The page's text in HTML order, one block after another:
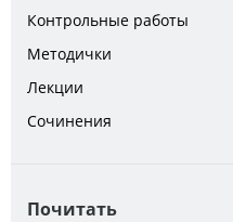
Контрольные работы
Методички
Лекции
Сочинения
Почитать